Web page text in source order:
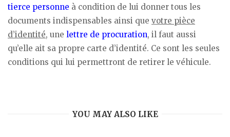
tierce personne à condition de lui donner tous les
documents indispensables ainsi que votre pièce
d’identité, une lettre de procuration, il faut aussi
qu’elle ait sa propre carte d’identité. Ce sont les seules
conditions qui lui permettront de retirer le véhicule.
YOU MAY ALSO LIKE